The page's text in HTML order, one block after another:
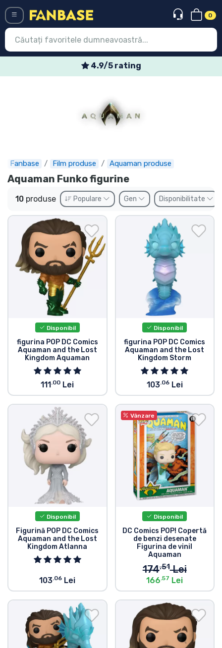
0
Fanbase Film produse Aquaman produse
Aquaman Funko figurine
10 produse Populare Gen Disponibilitate
Disponibil
figurina POP DC Comics
Aquaman and the Lost
Kingdom Aquaman
111 .00 Lei
Disponibil
figurina POP DC Comics
Aquaman and the Lost
Kingdom Storm
103.06Lei
Disponibil
Figurină POP DC Comics
Aquaman and the Lost
Kingdom Atlanna
103.06 Lei
Vânzare
Disponibil
DC Comics POP! Copertă
de benzi desenate
Figurina de vinil
Aquaman
174.51Lei
166.57 Lei
Expres
Precomenzi
Outlet produse
Transport și plată
Sortare după serie
Sortare după filme
Sortare după desene animate
Sortare după Anime
Sortare după jocuri
Sortare după sport
Sortare după muzică
Tipuri de produse